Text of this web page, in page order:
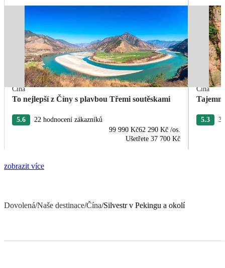
Čína
To nejlepší z Číny s plavbou Třemi soutěskami
5.6
22 hodnocení zákazníků
99 990 Kč62 290 Kč /os.
Ušetřete 37 700 Kč
Čína
5.3
zobrazit více
Dovolená/Naše destinace/Čína/Silvestr v Pekingu a okolí